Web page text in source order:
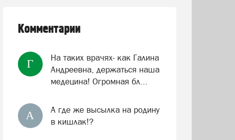
Комментарии
Г
На таких врачях- как Галина
Андреевна, держаться наша
медецина! Огромная бл...
А
А где же высылка на родину
в кишлак!?